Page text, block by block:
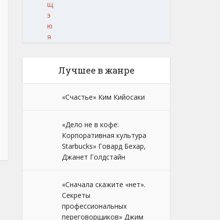
щ
э
ю
я
Лучшее в жанре
«Счастье» Ким Кийосаки
«Дело не в кофе:
Корпоративная культура
Starbucks» Говард Бехар,
Джанет Голдстайн
«Сначала скажите «нет».
Секреты
профессиональных
переговорщиков» Джим